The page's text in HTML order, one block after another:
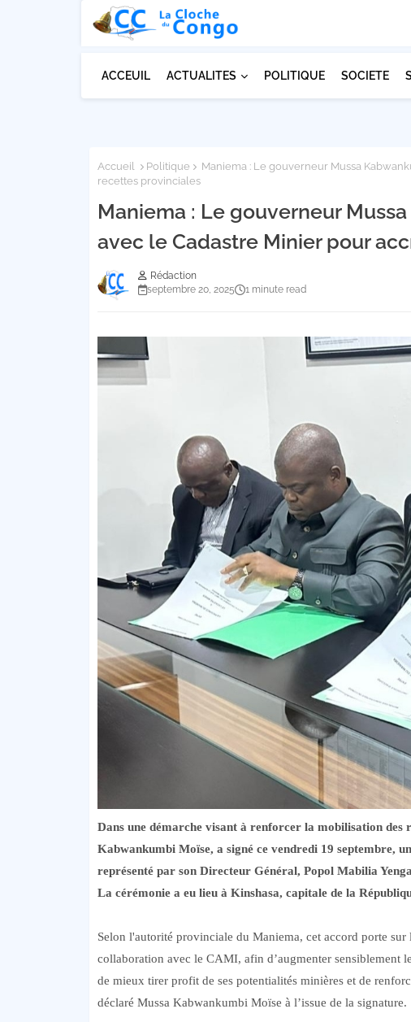
ACCEUIL ACTUALITES POLITIQUE SOCIETE
Accueil Politique
Maniema : Le gouverneur Mussa
recettes provinciales
Maniema : Le gouverneur
avec le Cadastre Minier pour
Rédaction
septembre 20, 2025
1 minute read
Dans une démarche visant à renforcer la mobilisation des
Kabwankumbi Moïse, a signé ce vendredi 19 septembre,
représenté par son Directeur Général, Popol Mabilia
La cérémonie a eu lieu à Kinshasa, capitale de la
Selon l'autorité provinciale du Maniema, cet accord porte
collaboration avec le CAMI, afin d’augmenter sensiblement
de mieux tirer profit de ses potentialités minières et de
déclaré Mussa Kabwankumbi Moïse à l’issue de la signature.